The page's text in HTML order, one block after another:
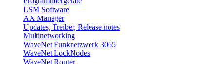
LSM Software
AX Manager
Updates, Treiber, Release notes
Multinetworking
WaveNet Funknetzwerk 3065
WaveNet LockNodes
WaveNet Router